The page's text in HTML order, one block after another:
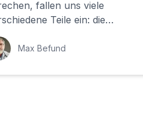
fallen uns viele
Teile ein: die
der Oberschenkel-
und das Schienbein. Aber
Max Befund